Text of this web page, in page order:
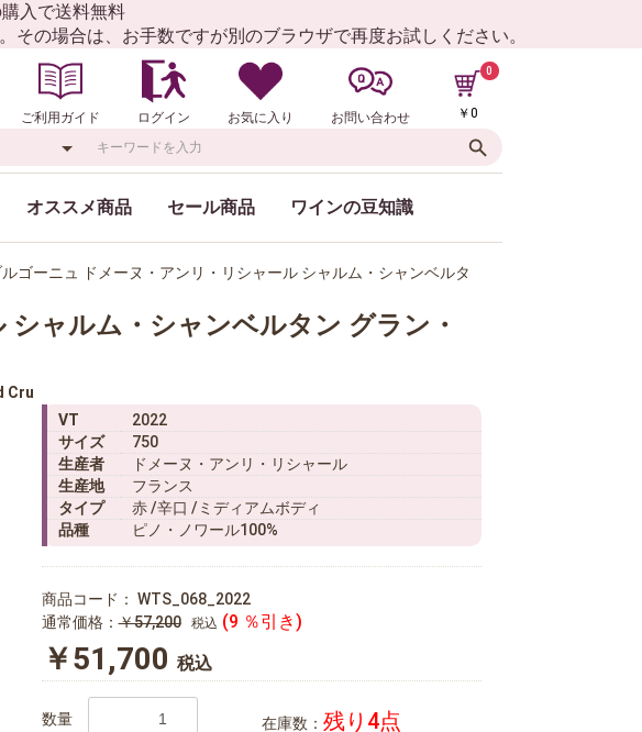
入で送料無料
の場合は、お手数ですが別のブラウザで再度お試しください。
ご利用ガイド ログイン お気に入り お問い合わせ
0
￥0
オススメ商品 セール商品 ワインの豆知識
ゴーニュ ドメーヌ・アンリ・リシャール シャルム・シャンベルタ
シャルム・シャンベルタン グラン・
Cru
VT
2022
サイズ
750
生産者
ドメーヌ・アンリ・リシャール
生産地
フランス
タイプ
赤 /辛口 /ミディアムボディ
品種
ピノ・ノワール100%
商品コード： WTS_068_2022
通常価格：￥57,200 税込 (9 ％引き)
￥51,700 税込
数量 在庫数： 残り4点